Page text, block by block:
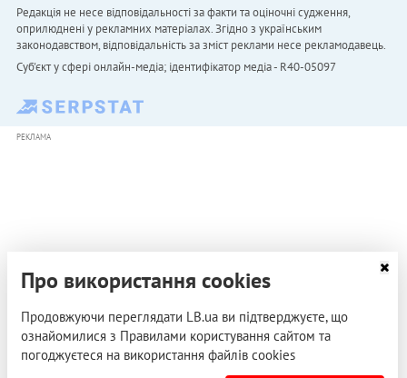
Редакція не несе відповідальності за факти та оціночні судження,
оприлюднені у рекламних матеріалах. Згідно з українським
законодавством, відповідальність за зміст реклами несе рекламодавець.
Cуб'єкт у сфері онлайн-медіа; ідентифікатор медіа - R40-05097
РЕКЛАМА
Про використання cookies
Продовжуючи переглядати LB.ua ви підтверджуєте, що
ознайомилися з Правилами користування сайтом та
погоджуєтеся на використання файлів cookies